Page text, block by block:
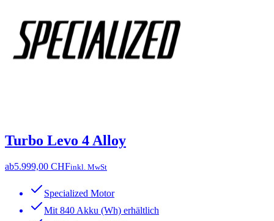
Turbo Levo 4 Alloy
ab5.999,00 CHFinkl. MwSt
Specialized Motor
Mit 840 Akku (Wh) erhältlich